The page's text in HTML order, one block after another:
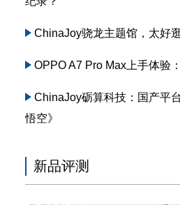
ChinaJoy骁龙主题馆，太好逛
OPPO A7 Pro Max上手体验
ChinaJoy砺算科技：国产平
悟空》
新品评测